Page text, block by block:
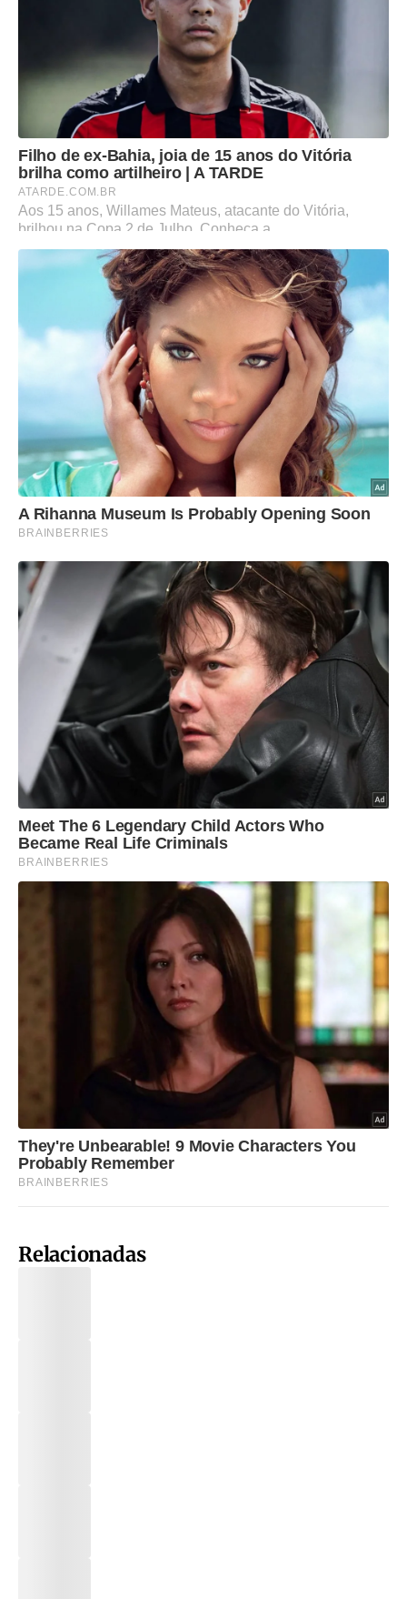
Relacionadas